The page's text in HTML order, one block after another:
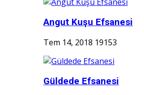
Angut Kuşu Efsanesi
Tem 14, 2018 19153
Güldede Efsanesi